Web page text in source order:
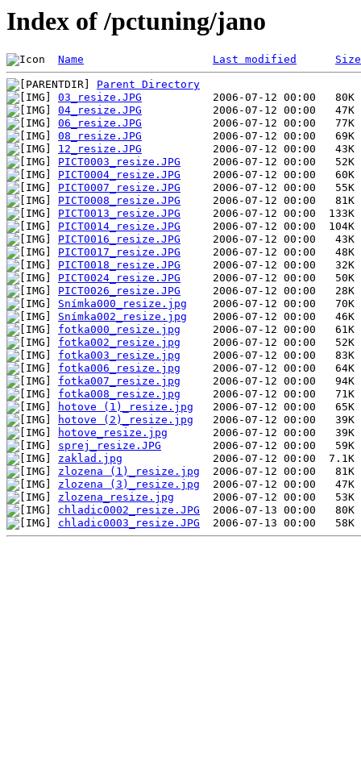
Index of /pctuning/jano
Name Last modified Size
Parent Directory
03_resize.JPG
04_resize.JPG
06_resize.JPG
08_resize.JPG
12_resize.JPG
PICT0003_resize.JPG
PICT0004_resize.JPG
PICT0007_resize.JPG
PICT0008_resize.JPG
PICT0013_resize.JPG
PICT0014_resize.JPG
PICT0016_resize.JPG
PICT0017_resize.JPG
PICT0018_resize.JPG
PICT0024_resize.JPG
PICT0026_resize.JPG
Snímka000_resize.jpg
Snímka002_resize.jpg
fotka000_resize.jpg
fotka002_resize.jpg
fotka003_resize.jpg
fotka006_resize.jpg
fotka007_resize.jpg
fotka008_resize.jpg
hotove (1)_resize.jpg
hotove (2)_resize.jpg
hotove_resize.jpg
sprej_resize.JPG
zaklad.jpg
zlozena (1)_resize.jpg
zlozena (3)_resize.jpg
zlozena_resize.jpg
chladic0002_resize.JPG
chladic0003_resize.JPG